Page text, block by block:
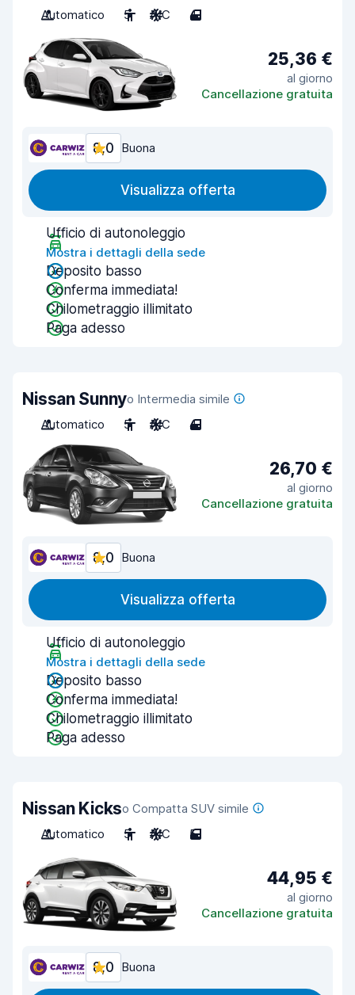
Automatico
5 A/C 4
25,36 €
al giorno
Cancellazione gratuita
8,0 Buona
Visualizza offerta
Ufficio di autonoleggio
Mostra i dettagli della sede
Deposito basso
Conferma immediata!
Chilometraggio illimitato
Paga adesso
Nissan Sunnyo Intermedia simile
Automatico
5 A/C 4
26,70 €
al giorno
Cancellazione gratuita
8,0 Buona
Visualizza offerta
Ufficio di autonoleggio
Mostra i dettagli della sede
Deposito basso
Conferma immediata!
Chilometraggio illimitato
Paga adesso
Nissan Kickso Compatta SUV simile
Automatico
5 A/C 5
44,95 €
al giorno
Cancellazione gratuita
8,0 Buona